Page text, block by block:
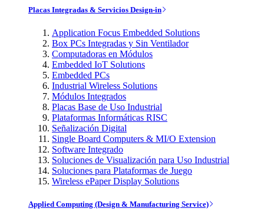
Placas Integradas & Servicios Design-in
Application Focus Embedded Solutions
Box PCs Integradas y Sin Ventilador
Computadoras en Módulos
Embedded IoT Solutions
Embedded PCs
Industrial Wireless Solutions
Módulos Integrados
Placas Base de Uso Industrial
Plataformas Informáticas RISC
Señalización Digital
Single Board Computers & MI/O Extension
Software Integrado
Soluciones de Visualización para Uso Industrial
Soluciones para Plataformas de Juego
Wireless ePaper Display Solutions
Applied Computing (Design & Manufacturing Service)